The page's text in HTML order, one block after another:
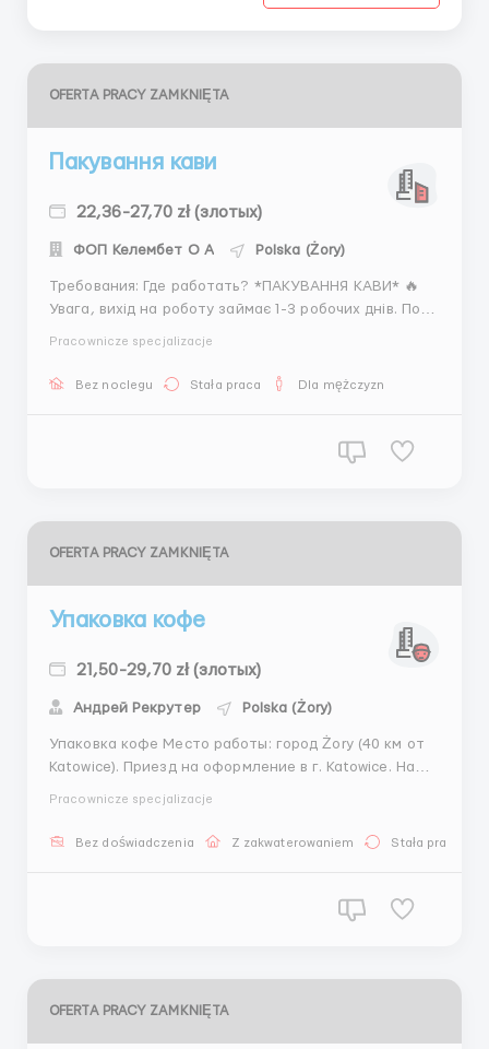
OFERTA PRACY ZAMKNIĘTA
Пакування кави
22,36-27,70 zł (злотых)
ФОП Келембет О А Polska (Żory)
Требования: Где работать? *ПАКУВАННЯ КАВИ* 🔥
Увага, вихід на роботу займає 1-3 робочих днів. Поки
Підприємство виробляє рульову рейку для
Pracownicze specjalizacje
Bez noclegu Stała praca Dla mężczyzn
OFERTA PRACY ZAMKNIĘTA
Упаковка кофе
21,50-29,70 zł (злотых)
Андрей Рекрутер Polska (Żory)
Упаковка кофе Место работы: город Żory (40 км от
Katowice). Приезд на оформление в г. Katowice. На
zł/netto в час; • для мужчины студента 29 zł/netto в
Pracownicze specjalizacje
Bez doświadczenia Z zakwaterowaniem Stała praca
OFERTA PRACY ZAMKNIĘTA